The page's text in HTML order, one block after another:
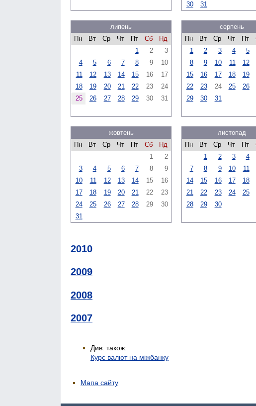
30
31
липень
Пн
Вт Ср Чт Пт Сб
Нд
1
2
3
4
5 6 7 8 9
10
11
12 13 14 15 16
17
18
19 20 21 22 23
24
25
26 27 28 29 30 31
серпень
Пн
Вт Ср Чт Пт
1
2 3 4 5
8
9 10 11 12
15
16 17 18 19
22
23 24 25 26
29
30 31
жовтень
Пн
Вт Ср Чт Пт Сб
Нд
1
2
3
4 5 6 7 8
9
10
11 12 13 14 15
16
17
18 19 20 21 22
23
24
25 26 27 28 29
30
31
листопад
Пн
Вт Ср Чт Пт
1
2 3 4
7
8 9 10 11
14
15 16 17 18
21
22 23 24 25
28
29 30
2010
2009
2008
2007
Див. також:
Курс валют на міжбанку
Мапа сайту